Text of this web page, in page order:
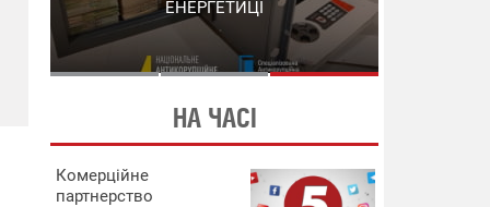
СХЕМИ В ЕНЕРГЕТИЦІ
ЕНЕРГЕТИЦІ
НА ЧАСІ
Комерційне
партнерство